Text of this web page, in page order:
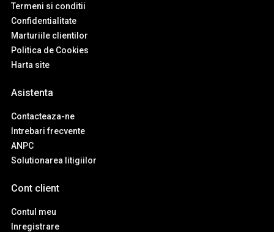
Termeni si conditii
Confidentialitate
Marturiile clientilor
Politica de Cookies
Harta site
Asistenta
Contacteaza-ne
Intrebari frecvente
ANPC
Solutionarea litigiilor
Cont client
Contul meu
Inregistrare